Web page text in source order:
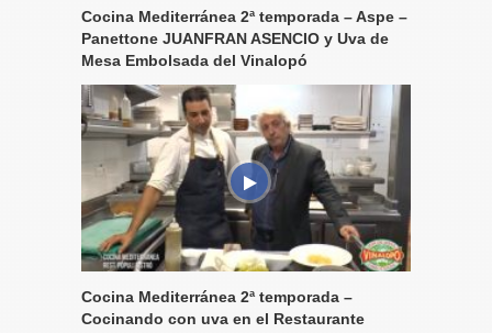
Cocina Mediterránea 2ª temporada – Aspe –
Panettone JUANFRAN ASENCIO y Uva de
Mesa Embolsada del Vinalopó
Cocina Mediterránea 2ª temporada –
Cocinando con uva en el Restaurante